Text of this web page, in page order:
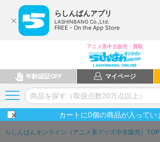
らしんばんアプリ
LASHINBANG Co.,Ltd.
FREE - On the App Store
アニメ系中古販売・買取
年齢認証OFF マイページ
カートに0個の商品が入ってい
らしんばんオンライン（アニメ系グッズ中古販売）TOP